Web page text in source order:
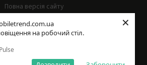
на робочий стіл.
×
Повна версія сайту
Мапа сайту
Рус